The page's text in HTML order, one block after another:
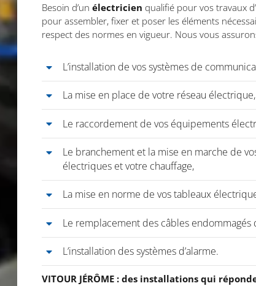
Besoin d’un électricien qualifié pour vos travaux
pour assembler, fixer et poser les éléments
respect des normes en vigueur. Nous vous
L’installation de vos systèmes de
La mise en place de votre réseau électrique,
Le raccordement de vos équipements
Le branchement et la mise en marche de
électriques et votre chauffage,
La mise en norme de vos tableaux
Le remplacement des câbles endommagés
L’installation des systèmes d’alarme.
VITOUR JÉRÔME : des installations qui